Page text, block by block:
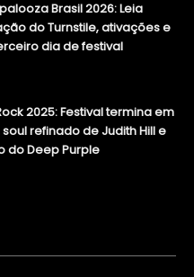
Brasil 2026: Leia
do Turnstile, ativações e
dia de festival
2025: Festival termina em
refinado de Judith Hill e
do Deep Purple